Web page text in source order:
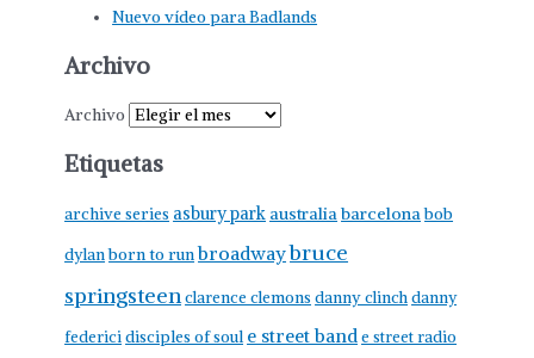
Nuevo vídeo para Badlands
Archivo
Archivo
Etiquetas
archive series asbury park australiabarcelonabob
dylanborn to runbroadwaybruce
springsteenclarence clemons danny clinchdanny
federicidisciples of soul e street band e street radio